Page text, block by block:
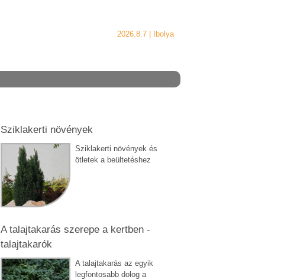
2026.8.7 | Ibolya
Sziklakerti növények
Sziklakerti növények és
ötletek a beültetéshez
A talajtakarás szerepe a kertben -
talajtakarók
A talajtakarás az egyik
legfontosabb dolog a